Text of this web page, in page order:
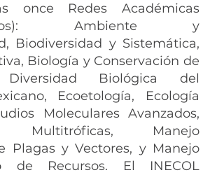
once Redes Académicas
Ambiente y
Biodiversidad y Sistemática,
Biología y Conservación de
Diversidad Biológica del
Ecoetología, Ecología
Moleculares Avanzados,
Multitróficas, Manejo
Plagas y Vectores, y Manejo
de Recursos. El INECOL